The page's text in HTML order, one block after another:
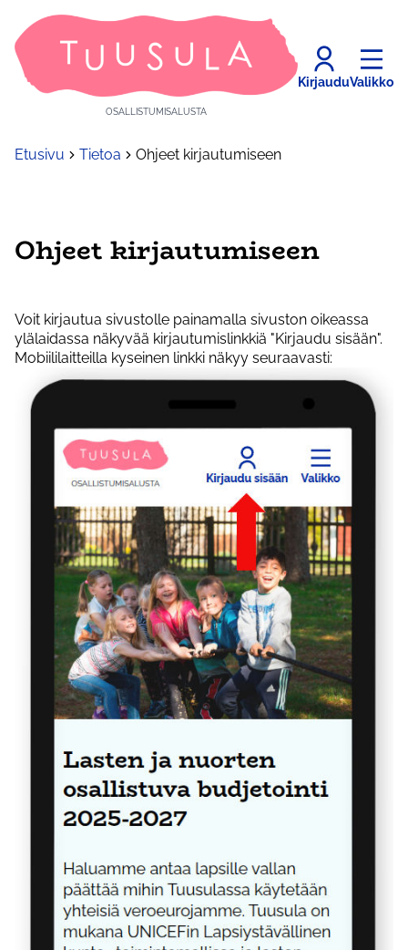
OSALLISTUMISALUSTA
KirjauduValikko
Etusivu Tietoa Ohjeet kirjautumiseen
Ohjeet kirjautumiseen
Voit kirjautua sivustolle painamalla sivuston oikeassa
ylälaidassa näkyvää kirjautumislinkkiä "Kirjaudu sisään".
Mobiililaitteilla kyseinen linkki näkyy seuraavasti: